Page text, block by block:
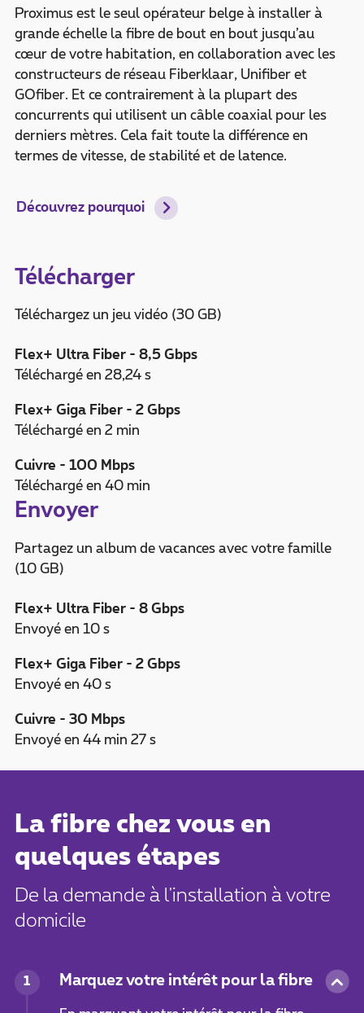
Proximus est le seul opérateur belge à installer à
grande échelle la fibre de bout en bout jusqu’au
cœur de votre habitation, en collaboration avec les
constructeurs de réseau Fiberklaar, Unifiber et
GOfiber. Et ce contrairement à la plupart des
concurrents qui utilisent un câble coaxial pour les
derniers mètres. Cela fait toute la différence en
termes de vitesse, de stabilité et de latence.
Découvrez pourquoi
Télécharger
Téléchargez un jeu vidéo (30 GB)
Flex+ Ultra Fiber - 8,5 Gbps
Téléchargé en 28,24 s
Flex+ Giga Fiber - 2 Gbps
Téléchargé en 2 min
Cuivre - 100 Mbps
Téléchargé en 40 min
Envoyer
Partagez un album de vacances avec votre famille
(10 GB)
Flex+ Ultra Fiber - 8 Gbps
Envoyé en 10 s
Flex+ Giga Fiber - 2 Gbps
Envoyé en 40 s
Cuivre - 30 Mbps
Envoyé en 44 min 27 s
La fibre chez vous en
quelques étapes
De la demande à l'installation à votre
domicile
1 Marquez votre intérêt pour la fibre